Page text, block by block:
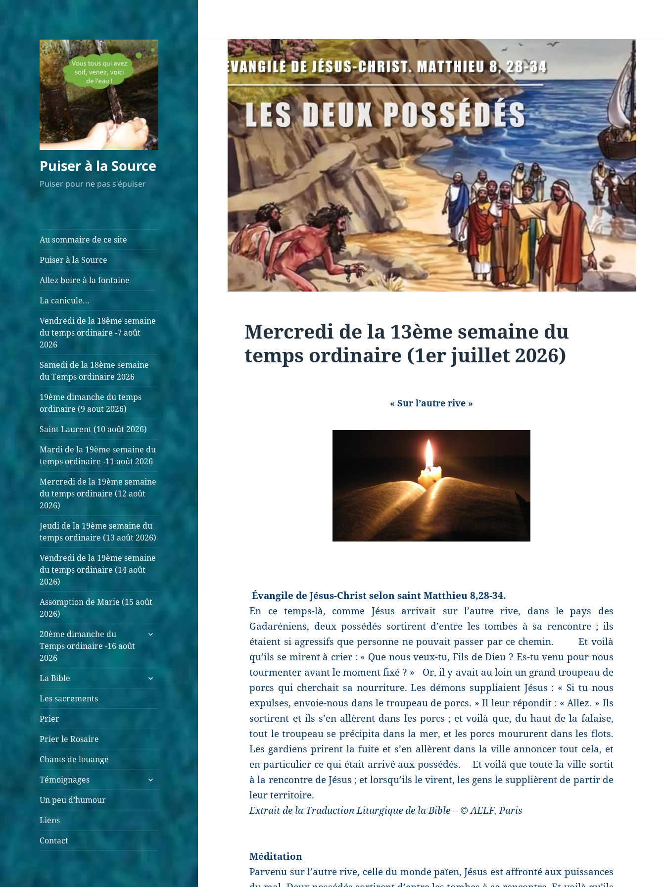
Puiser à la Source
Puiser pour ne pas s'épuiser
Au sommaire de ce site
Puiser à la Source
Allez boire à la fontaine
La canicule…
Vendredi de la 18ème semaine
du temps ordinaire -7 août
2026
Samedi de la 18ème semaine
du Temps ordinaire 2026
19ème dimanche du temps
ordinaire (9 aout 2026)
Saint Laurent (10 août 2026)
Mardi de la 19ème semaine du
temps ordinaire -11 août 2026
Mercredi de la 19ème semaine
du temps ordinaire (12 août
2026)
Jeudi de la 19ème semaine du
temps ordinaire (13 août 2026)
Vendredi de la 19ème semaine
du temps ordinaire (14 août
2026)
Assomption de Marie (15 août
2026)
20ème dimanche du
Temps ordinaire -16 août
2026
La Bible
Les sacrements
Prier
Prier le Rosaire
Chants de louange
Témoignages
Un peu d’humour
Liens
Contact
Mercredi de la 13ème semaine du
temps ordinaire (1er juillet 2026)
« Sur l’autre rive »
Évangile de Jésus-Christ selon saint Matthieu8,28-34.
En ce temps-là, comme Jésus arrivait sur l’autre rive, dans le pays des
Gadaréniens, deux possédés sortirent d’entre les tombes à sa rencontre ; ils
étaient si agressifs que personne ne pouvait passer par ce chemin.
Et voilà
qu’ils se mirent à crier : « Que nous veux-tu, Fils de Dieu ? Es-tu venu pour nous
tourmenter avant le moment fixé ? »
Or, il y avait au loin un grand troupeau de
porcs qui cherchait sa nourriture. Les démons suppliaient Jésus : « Si tu nous
expulses, envoie-nous dans le troupeau de porcs. » Il leur répondit : « Allez. » Ils
sortirent et ils s’en allèrent dans les porcs ; et voilà que, du haut de la falaise,
tout le troupeau se précipita dans la mer, et les porcs moururent dans les flots.
Les gardiens prirent la fuite et s’en allèrent dans la ville annoncer tout cela, et
en particulier ce qui était arrivé aux possédés.
Et voilà que toute la ville sortit
à la rencontre de Jésus ; et lorsqu’ils le virent, les gens le supplièrent de partir de
leur territoire.
Extrait de la Traduction Liturgique de la Bible – © AELF, Paris
Méditation
Parvenu sur l’autre rive, celle du monde païen, Jésus est affronté aux puissances